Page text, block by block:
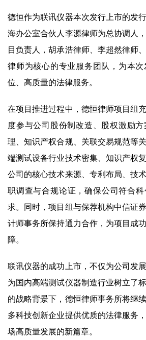
德恒作为联讯仪器本次发行上市的发
海办公室合伙人李源律师为总协调人
目负责人，胡承浩律师、李超然律师
律师为核心的专业服务团队，为本
位、高质量的法律服务。
在项目推进过程中，德恒律师项目组
度参与公司股份制改造、股权激励
理、知识产权合规、关联交易规范等
端测试设备行业技术密集、知识产权
公司的核心技术来源、专利布局、技
职调查与合规论证，确保公司符合
求。同时，项目组与保荐机构中信证
计师事务所保持通力合作，为项目成
障。
联讯仪器的成功上市，不仅为公司发
为国内高端测试仪器制造行业树立了
的战略背景下，德恒律师事务所将继
多科技创新企业提供优质的法律服务
场高质量发展的新篇章。